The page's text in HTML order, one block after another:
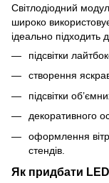
Світлодіодний
широко
ідеально підходить
підсвітки
створення
підсвітки
декоративного
оформлення
стендів.
Як придбати